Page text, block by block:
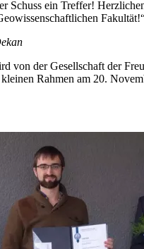
Schuss ein Treffer!
von der Gesellschaft der
Rahmen am 20.